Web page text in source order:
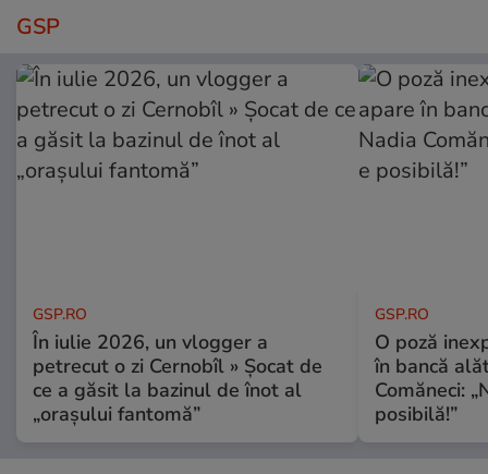
GSP
GSP.RO
În iulie 2026, un vlogger a
petrecut o zi Cernobîl » Șocat de
ce a găsit la bazinul de înot al
„orașului fantomă”
GSP.RO
O poză
în bancă
Comăneci:
posibilă!”